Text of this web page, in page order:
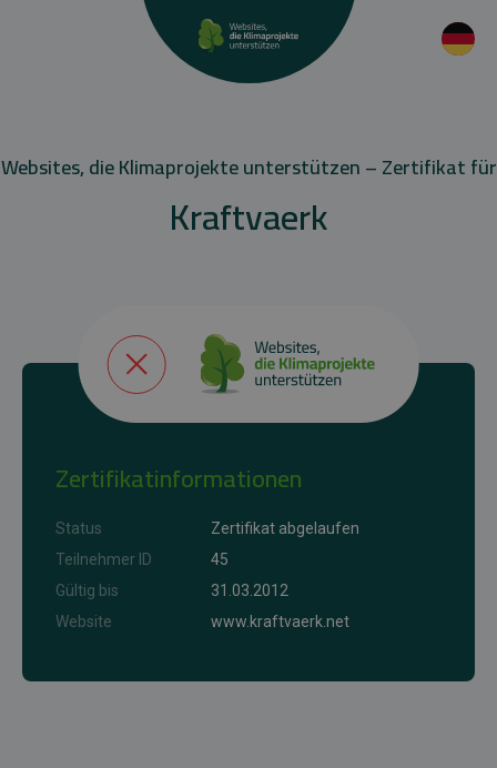
Websites, die Klimaprojekte unterstützen – Zertifikat für
Kraftvaerk
Zertifikatinformationen
Status
Zertifikat abgelaufen
Teilnehmer ID
45
Gültig bis
31.03.2012
Website
www.kraftvaerk.net